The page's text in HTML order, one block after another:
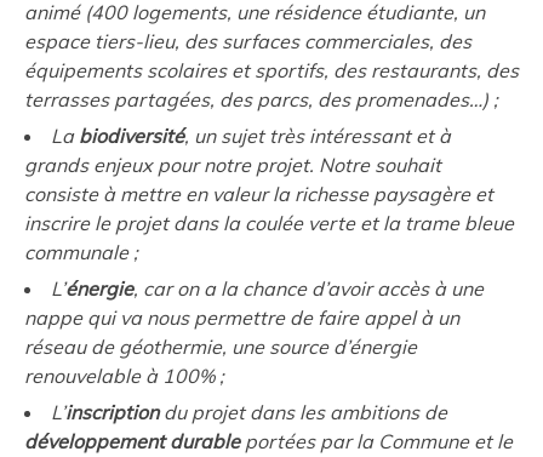
animé (400 logements, une résidence étudiante, un
espace tiers-lieu, des surfaces commerciales, des
équipements scolaires et sportifs, des restaurants, des
terrasses partagées, des parcs, des promenades…) ;
La biodiversité, un sujet très intéressant et à
grands enjeux pour notre projet. Notre souhait
consiste à mettre en valeur la richesse paysagère et
inscrire le projet dans la coulée verte et la trame bleue
communale ;
L’énergie, car on a la chance d’avoir accès à une
nappe qui va nous permettre de faire appel à un
réseau de géothermie, une source d’énergie
renouvelable à 100% ;
L’inscriptiondu projet dans les ambitions de
développement durable portées par la Commune et le